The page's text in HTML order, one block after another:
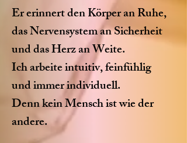
Er erinnert den Körper an Ruhe,
das Nervensystem an Sicherheit
und das Herz an Weite.
Ich arbeite intuitiv, feinfühlig
und immer individuell.
Denn kein Mensch ist wie der
andere.